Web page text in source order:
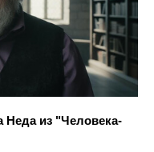
из "Человека-